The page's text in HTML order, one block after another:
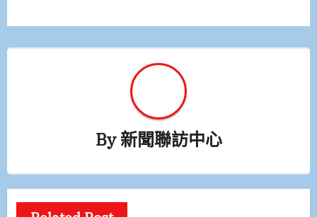
By新聞聯訪中心